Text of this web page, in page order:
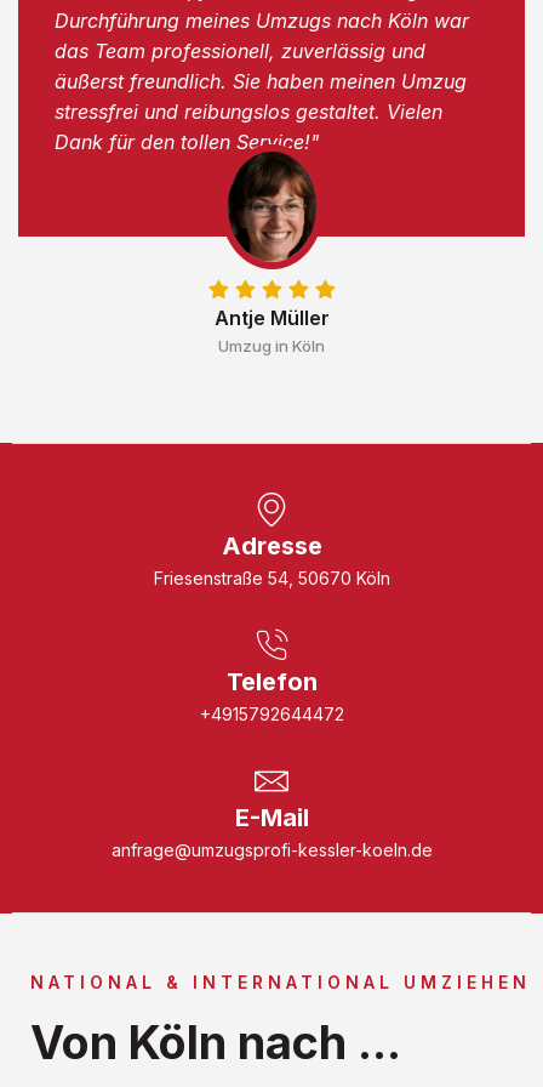
Antje Müller
Umzug in Köln
Durchführung meines Umzugs nach Köln war
das Team professionell, zuverlässig und
äußerst freundlich. Sie haben meinen Umzug
stressfrei und reibungslos gestaltet. Vielen
Dank für den tollen Service!"
Adresse
Friesenstraße 54, 50670 Köln
Telefon
+4915792644472
E-Mail
anfrage@umzugsprofi-kessler-koeln.de
NATIONAL & INTERNATIONAL UMZIEHEN
Von Köln nach ...